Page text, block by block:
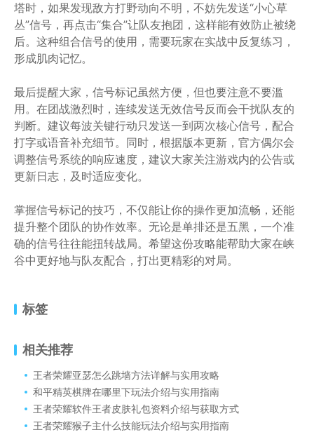
塔时，如果发现敌方打野动向不明，不妨先发送“小心草
丛”信号，再点击“集合”让队友抱团，这样能有效防止被绕
后。这种组合信号的使用，需要玩家在实战中反复练习，
形成肌肉记忆。
最后提醒大家，信号标记虽然方便，但也要注意不要滥
用。在团战激烈时，连续发送无效信号反而会干扰队友的
判断。建议每波关键行动只发送一到两次核心信号，配合
打字或语音补充细节。同时，根据版本更新，官方偶尔会
调整信号系统的响应速度，建议大家关注游戏内的公告或
更新日志，及时适应变化。
掌握信号标记的技巧，不仅能让你的操作更加流畅，还能
提升整个团队的协作效率。无论是单排还是五黑，一个准
确的信号往往能扭转战局。希望这份攻略能帮助大家在峡
谷中更好地与队友配合，打出更精彩的对局。
标签
相关推荐
王者荣耀亚瑟怎么跳墙方法详解与实用攻略
和平精英棋牌在哪里下玩法介绍与实用指南
王者荣耀软件王者皮肤礼包资料介绍与获取方式
王者荣耀猴子主什么技能玩法介绍与实用指南